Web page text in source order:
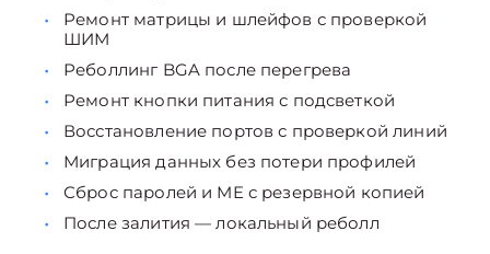
Ремонт матрицы и шлейфов с проверкой
ШИМ
Реболлинг BGA после перегрева
Ремонт кнопки питания с подсветкой
Восстановление портов с проверкой линий
Миграция данных без потери профилей
Сброс паролей и ME с резервной копией
После залития — локальный реболл